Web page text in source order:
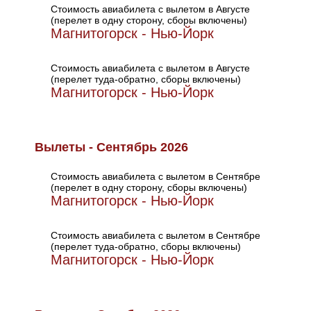
Стоимость авиабилета с вылетом в Августе
(перелет в одну сторону, сборы включены)
Магнитогорск - Нью-Йорк
Стоимость авиабилета с вылетом в Августе
(перелет туда-обратно, сборы включены)
Магнитогорск - Нью-Йорк
Вылеты - Сентябрь 2026
Стоимость авиабилета с вылетом в Сентябре
(перелет в одну сторону, сборы включены)
Магнитогорск - Нью-Йорк
Стоимость авиабилета с вылетом в Сентябре
(перелет туда-обратно, сборы включены)
Магнитогорск - Нью-Йорк